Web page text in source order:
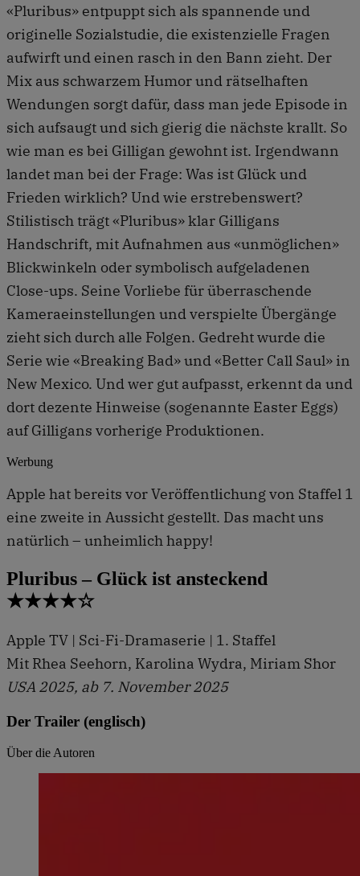
«Pluribus» entpuppt sich als spannende und
originelle Sozialstudie, die existenzielle Fragen
aufwirft und einen rasch in den Bann zieht. Der
Mix aus schwarzem Humor und rätselhaften
Wendungen sorgt dafür, dass man jede Episode in
sich aufsaugt und sich gierig die nächste krallt. So
wie man es bei Gilligan gewohnt ist. Irgendwann
landet man bei der Frage: Was ist Glück und
Frieden wirklich? Und wie erstrebenswert?
Stilistisch trägt «Pluribus» klar Gilligans
Handschrift, mit Aufnahmen aus «unmöglichen»
Blickwinkeln oder symbolisch aufgeladenen
Close-ups. Seine Vorliebe für überraschende
Kameraeinstellungen und verspielte Übergänge
zieht sich durch alle Folgen. Gedreht wurde die
Serie wie «Breaking Bad» und «Better Call Saul» in
New Mexico. Und wer gut aufpasst, erkennt da und
dort dezente Hinweise (sogenannte Easter Eggs)
auf Gilligans vorherige Produktionen.
Werbung
Apple hat bereits vor Veröffentlichung von Staffel 1
eine zweite in Aussicht gestellt. Das macht uns
natürlich – unheimlich happy!
Pluribus – Glück ist ansteckend
★★★★☆
Apple TV | Sci-Fi-Dramaserie | 1. Staffel
Mit Rhea Seehorn, Karolina Wydra, Miriam Shor
USA 2025, ab 7. November 2025
Der Trailer (englisch)
Über die Autoren